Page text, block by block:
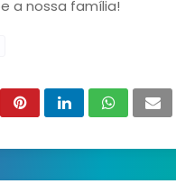
a nossa família!